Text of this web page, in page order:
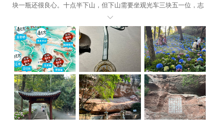
块一瓶还很良心。十点半下山，但下山需要坐观光车三块五一位，志
愿者不太给力一问三不知…… 打卡活动还可以，但两个桥的指示牌不
是特别明显。幸好有活动否则感觉这么热的天爬这样的山很非常不值
得
